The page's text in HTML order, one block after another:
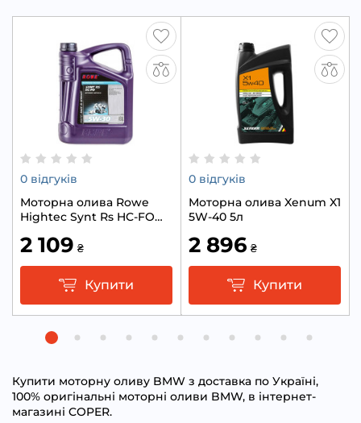
0 відгуків
Моторна олива Rowe
Hightec Synt Rs HC-FO
2 109 ₴
Купити
0 відгуків
Моторна олива Xenum X1
5W-40 5л
2 896 ₴
Купити
Купити моторну оливу BMW з доставка по Україні,
100% оригінальні моторні оливи BMW, в інтернет-
магазині COPER.